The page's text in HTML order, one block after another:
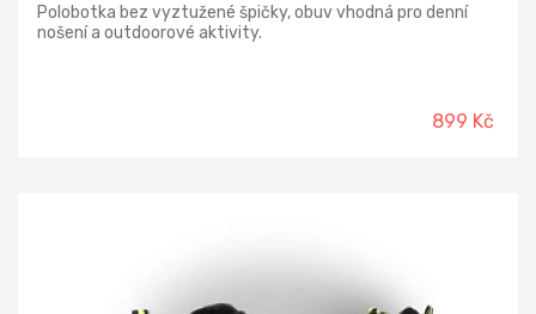
Polobotka bez vyztužené špičky, obuv vhodná pro denní
nošení a outdoorové aktivity.
899 Kč